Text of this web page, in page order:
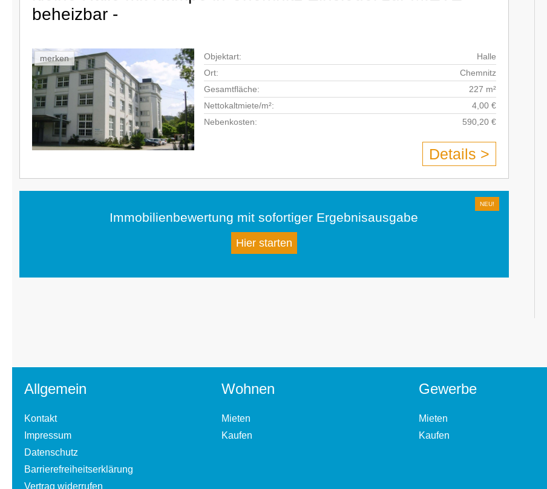
beheizbar -
merken Objektart:
Halle
Ort:
Chemnitz
Gesamtfläche:
227 m²
Nettokaltmiete/m²:
4,00 €
Nebenkosten:
590,20 €
Details >
Immobilienbewertung mit sofortiger Ergebnisausgabe
Hier starten
Allgemein
Kontakt
Impressum
Datenschutz
Barrierefreiheitserklärung
Vertrag widerrufen
Wohnen
Mieten
Kaufen
Gewerbe
Mieten
Kaufen